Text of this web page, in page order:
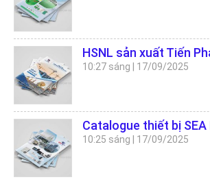
HSNL sản xuất Tiến
10:27 sáng 17/09/2025
Catalogue thiết bị SEA
10:25 sáng 17/09/2025